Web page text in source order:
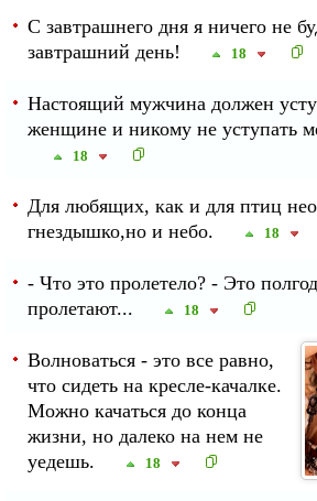
С завтрашнего дня я ничего не
завтрашний день!
18
Настоящий мужчина должен
женщине и никому не уступать
18
Для любящих, как и для птиц
гнездышко,но и небо.
18
- Что это пролетело? - Это
пролетают...
18
Волноваться - это все равно,
что сидеть на кресле-качалке.
Можно качаться до конца
жизни, но далеко на нем не
уедешь.
18